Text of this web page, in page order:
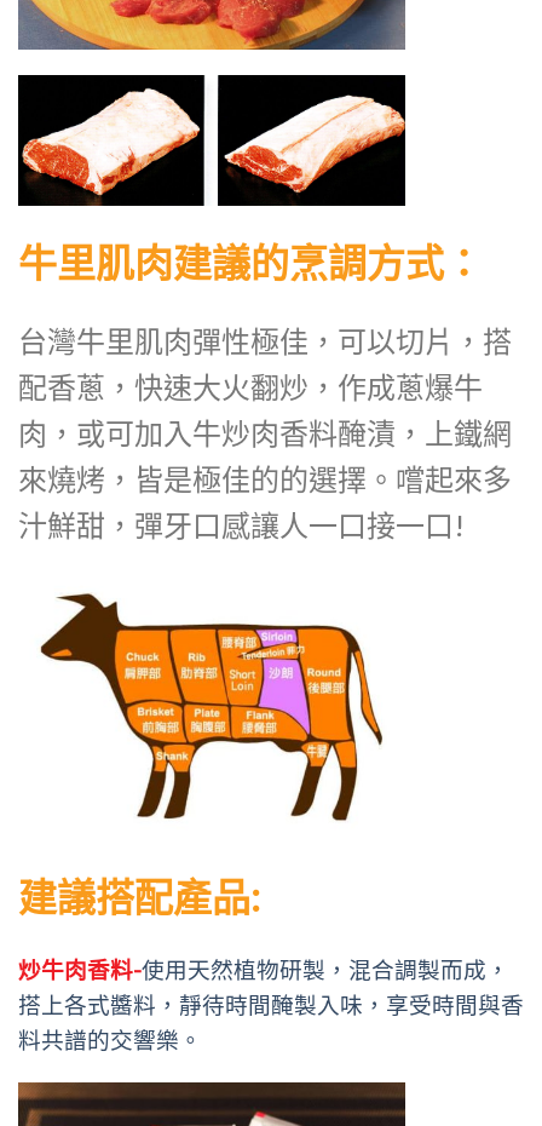
牛里肌肉建議的烹調方式：
台灣牛里肌肉彈性極佳，可以切片，搭
配香蔥，快速大火翻炒，作成蔥爆牛
肉，或可加入牛炒肉香料醃漬，上鐵網
來燒烤，皆是極佳的的選擇。嚐起來多
汁鮮甜，彈牙口感讓人一口接一口!
建議搭配產品:
炒牛肉香料-使用天然植物研製，混合調製而成，
搭上各式醬料，靜待時間醃製入味，享受時間與香
料共譜的交響樂。